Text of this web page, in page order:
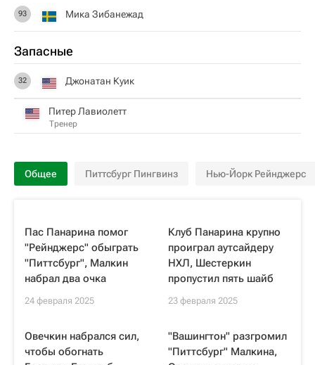
93 Мика Зибанежад
Запасные
32 Джонатан Куик
Питер Лавиолетт
Тренер
Общее Питтсбург Пингвинз Нью-Йорк Рейнджерс
Пас Панарина помог
"Рейнджерс" обыграть
"Питтсбург", Малкин
набрал два очка
24 февраля 2025
Клуб Панарина крупно
проиграл аутсайдеру
НХЛ, Шестеркин
пропустил пять шайб
23 февраля 2025
Овечкин набрался сил,
чтобы обогнать
"Вашингтон" разгромил
"Питтсбург" Малкина,